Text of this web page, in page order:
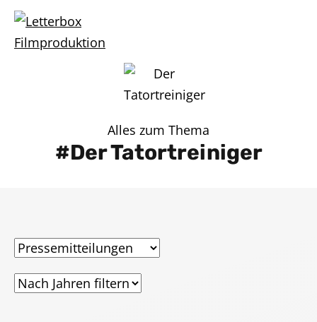
Alles zum Thema
Der Tatortreiniger